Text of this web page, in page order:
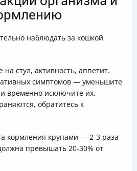
наблюдать за кошкой
стул, активность, аппетит.
симптомов — уменьшите
временно исключите их.
обратитесь к
кормления крупами — 2-3 раза
превышать 20-30% от